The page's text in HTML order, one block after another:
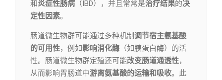
和炎症性肠病 （IBD），并且常常是治疗结果的决
定性因素。
肠道微生物群可能通过多种机制调节宿主氨基酸
的可用性，例如影响消化酶 （如胰蛋白酶）的活
性。肠道微生物群定殖还可能改变肠道通透性，
从而影响胃肠道中游离氨基酸的运输和吸收。此